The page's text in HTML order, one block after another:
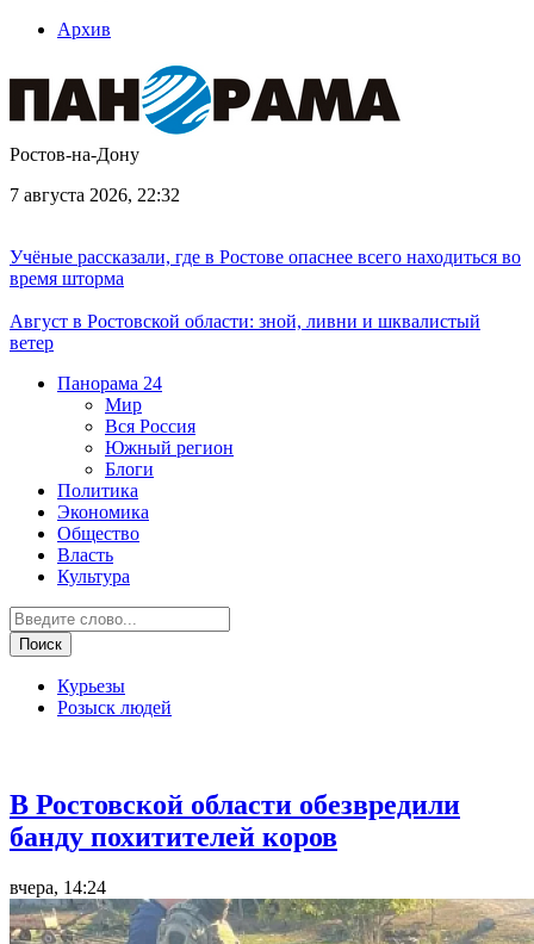
Архив
Ростов-на-Дону
7 августа 2026, 22:32
Учёные рассказали, где в Ростове опаснее всего находиться во
время шторма
Август в Ростовской области: зной, ливни и шквалистый
ветер
Панорама 24
Мир
Вся Россия
Южный регион
Блоги
Политика
Экономика
Общество
Власть
Культура
Курьезы
Розыск людей
В Ростовской области обезвредили
банду похитителей коров
вчера, 14:24